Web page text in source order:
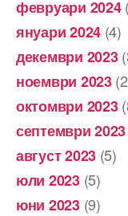
февруари 2024
януари 2024 (4)
декември 2023
ноември 2023
октомври 2023
септември 2023
август 2023 (5)
юли 2023(5)
юни 2023(9)